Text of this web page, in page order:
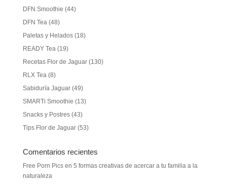
DFN Smoothie (44)
DFN Tea (48)
Paletas y Helados(18)
READY Tea (19)
Recetas Flor de Jaguar(130)
RLX Tea (8)
Sabiduría Jaguar(49)
SMARTi Smoothie (13)
Snacks y Postres(43)
Tips Flor de Jaguar(53)
Comentarios recientes
Free Porn Picsen 5 formas creativas de acercar a tu familia a la
naturaleza